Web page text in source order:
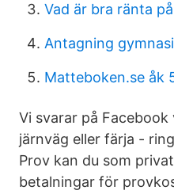
Vad är bra ränta
Antagning
Matteboken.se åk
Vi svarar på
järnväg eller färja -
Prov kan du som
betalningar för